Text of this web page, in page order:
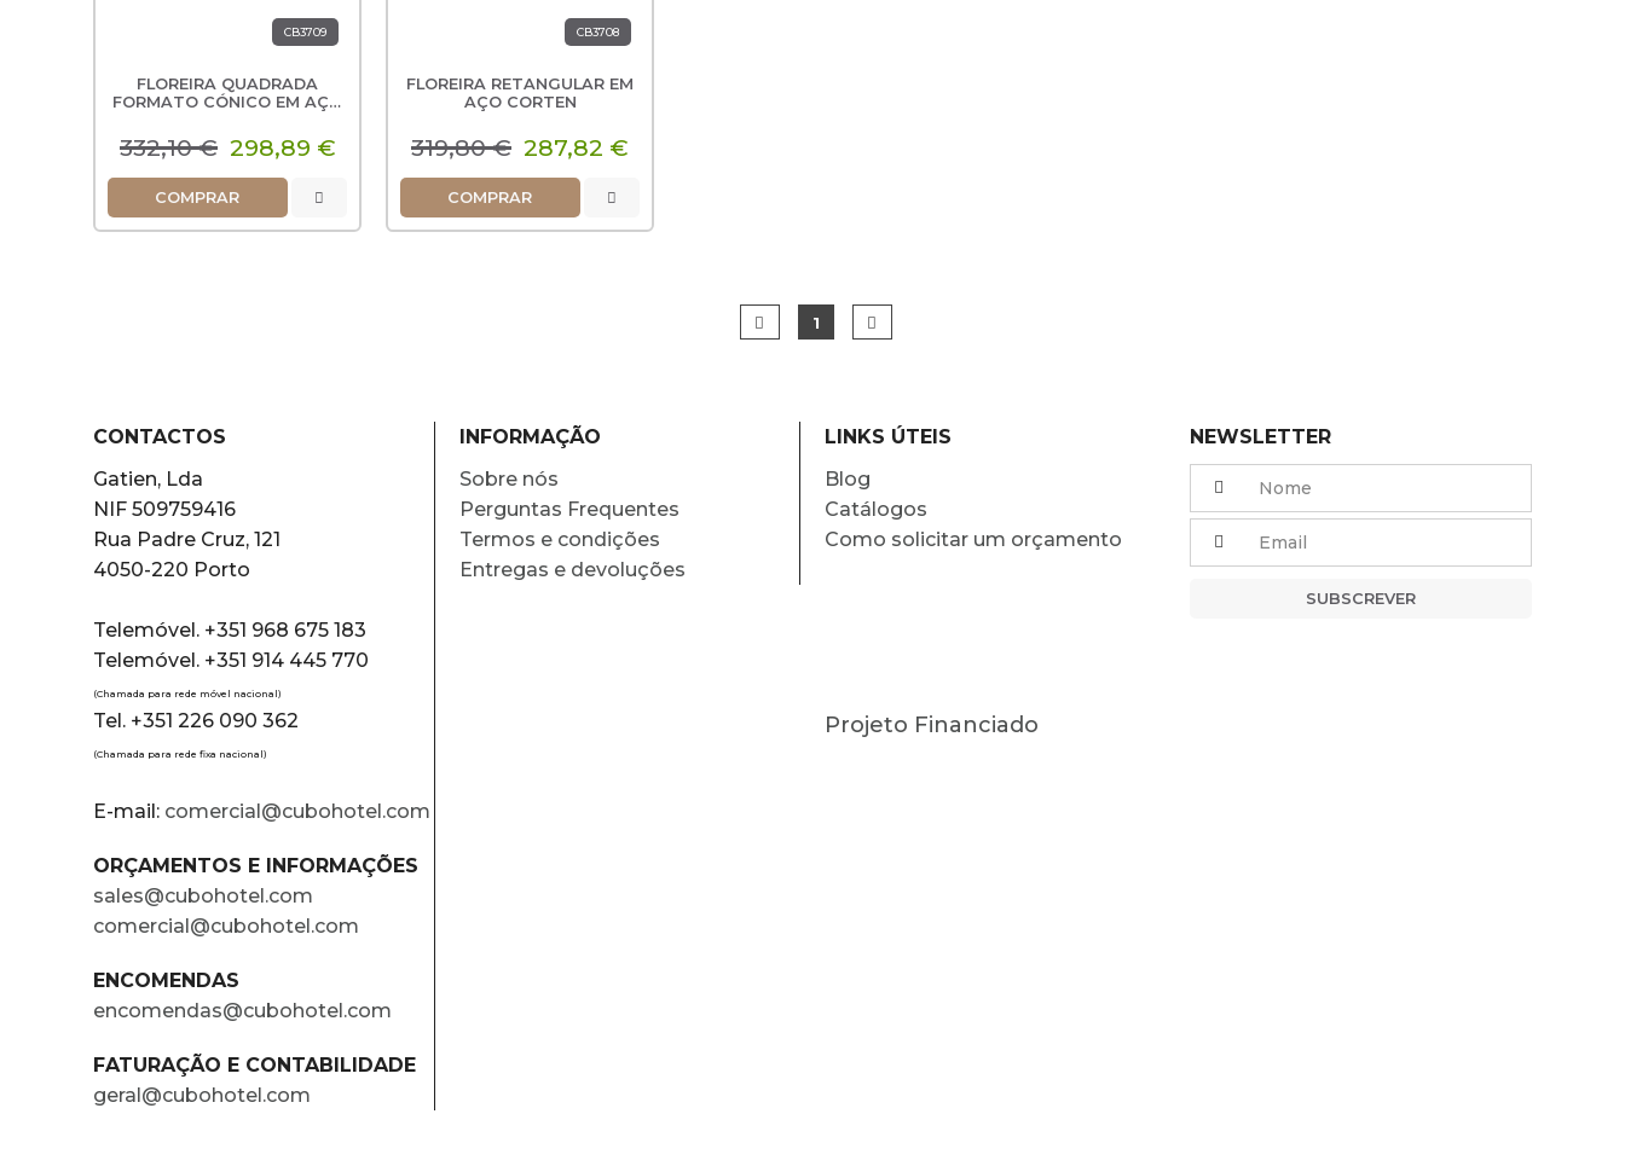
CB3709
FLOREIRA QUADRADA
FORMATO CÓNICO EM AÇO
332,10 € 298,89 €
COMPRAR
CB3708
FLOREIRA RETANGULAR EM
AÇO CORTEN
319,80 € 287,82 €
COMPRAR
1
CONTACTOS
Gatien, Lda
NIF 509759416
Rua Padre Cruz, 121
4050-220 Porto
Telemóvel. +351 968 675 183
Telemóvel. +351 914 445 770
(Chamada para rede móvel nacional)
Tel. +351 226 090 362
(Chamada para rede fixa nacional)
E-mail: comercial@cubohotel.com
ORÇAMENTOS E INFORMAÇÕES
sales@cubohotel.com
comercial@cubohotel.com
ENCOMENDAS
encomendas@cubohotel.com
FATURAÇÃO E CONTABILIDADE
geral@cubohotel.com
INFORMAÇÃO
Sobre nós
Perguntas Frequentes
Termos e condições
Entregas e devoluções
LINKS ÚTEIS
Blog
Catálogos
Como solicitar um orçamento
Projeto Financiado
NEWSLETTER
SUBSCREVER